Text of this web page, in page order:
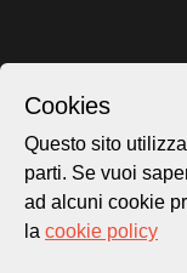
Cookies
Questo sito
parti. Se vuoi
ad alcuni cookie
la cookie policy